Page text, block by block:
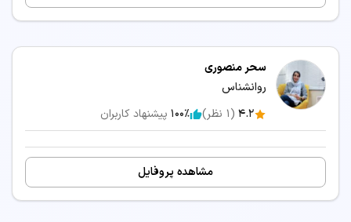
سحر منصوری
روانشناس
4.2
(
1 نظر) 100٪ پیشنهاد کاربران
مشاهده پروفایل